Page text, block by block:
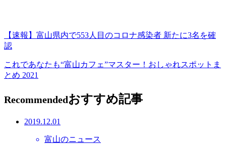
【速報】富山県内で553人目のコロナ感染者 新たに3名を確
認
これであなたも“富山カフェ”マスター！おしゃれスポットま
とめ 2021
Recommendedおすすめ記事
2019.12.01
富山のニュース